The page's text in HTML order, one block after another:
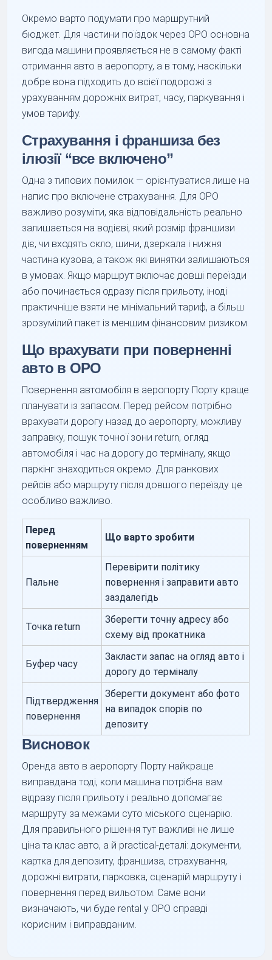
Окремо варто подумати про маршрутний
бюджет. Для частини поїздок через OPO основна
вигода машини проявляється не в самому факті
отримання авто в аеропорту, а в тому, наскільки
добре вона підходить до всієї подорожі з
урахуванням дорожніх витрат, часу, паркування і
умов тарифу.
Страхування і франшиза без
ілюзії “все включено”
Одна з типових помилок — орієнтуватися лише на
напис про включене страхування. Для OPO
важливо розуміти, яка відповідальність реально
залишається на водієві, який розмір франшизи
діє, чи входять скло, шини, дзеркала і нижня
частина кузова, а також які винятки залишаються
в умовах. Якщо маршрут включає довші переїзди
або починається одразу після прильоту, іноді
практичніше взяти не мінімальний тариф, а більш
зрозумілий пакет із меншим фінансовим ризиком.
Що врахувати при поверненні
авто в OPO
Повернення автомобіля в аеропорту Порту краще
планувати із запасом. Перед рейсом потрібно
врахувати дорогу назад до аеропорту, можливу
заправку, пошук точної зони return, огляд
автомобіля і час на дорогу до терміналу, якщо
паркінг знаходиться окремо. Для ранкових
рейсів або маршруту після довшого переїзду це
особливо важливо.
Перед
поверненням
Що варто зробити
Пальне
Перевірити політику
повернення і заправити авто
заздалегідь
Точка return
Зберегти точну адресу або
схему від прокатника
Буфер часу
Закласти запас на огляд авто і
дорогу до терміналу
Підтвердження
повернення
Зберегти документ або фото
на випадок спорів по
депозиту
Висновок
Оренда авто в аеропорту Порту найкраще
виправдана тоді, коли машина потрібна вам
відразу після прильоту і реально допомагає
маршруту за межами суто міського сценарію.
Для правильного рішення тут важливі не лише
ціна та клас авто, а й practical-деталі: документи,
картка для депозиту, франшиза, страхування,
дорожні витрати, парковка, сценарій маршруту і
повернення перед вильотом. Саме вони
визначають, чи буде rental у OPO справді
корисним і виправданим.